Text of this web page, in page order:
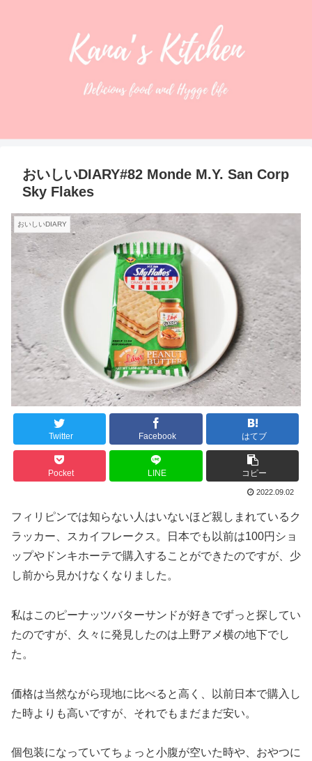
おいしいDIARY#82 Monde M.Y. San Corp
Sky Flakes
おいしいDIARY
Twitter Facebook はてブ
Pocket LINE コピー
2022.09.02
フィリピンでは知らない人はいないほど親しまれているク
ラッカー、スカイフレークス。日本でも以前は100円ショ
ップやドンキホーテで購入することができたのですが、少
し前から見かけなくなりました。
私はこのピーナッツバターサンドが好きでずっと探してい
たのですが、久々に発見したのは上野アメ横の地下でし
た。
価格は当然ながら現地に比べると高く、以前日本で購入し
た時よりも高いですが、それでもまだまだ安い。
個包装になっていてちょっと小腹が空いた時や、おやつに